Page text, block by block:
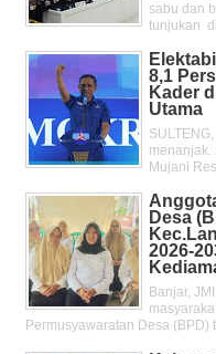
sabu dan
tunjukan di
8,1
Kader
Utama
menanjak.
Mujani
Desa
2026-
Banjar,
Permusyawaratan Desa (BPD)